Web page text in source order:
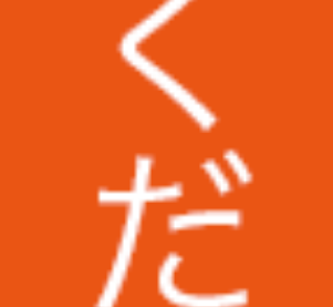
地方独立行政法人東京都
広島市立安佐市民
福岡第一法律事
コダマ樹脂工業株